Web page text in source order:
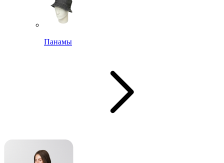
Панамы